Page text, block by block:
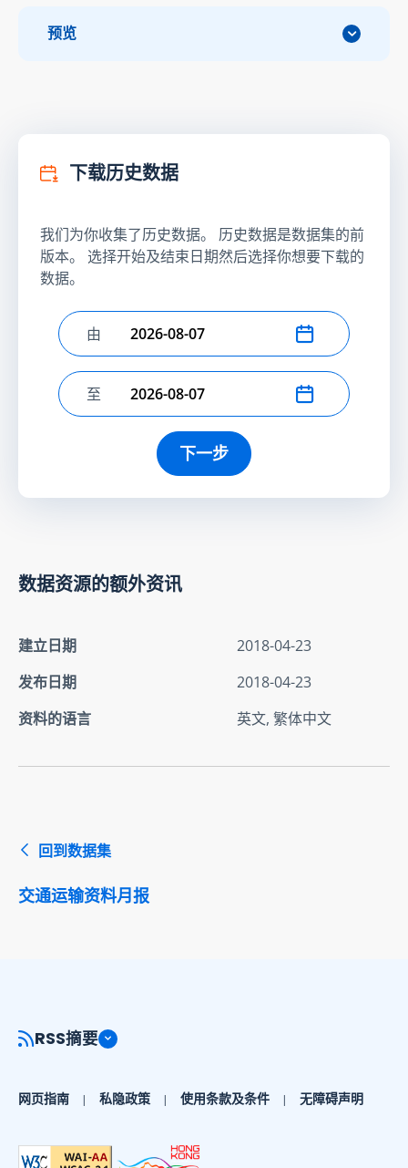
预览
下载历史数据
我们为你收集了历史数据。 历史数据是数据集的前
版本。 选择开始及结束日期然后选择你想要下载的
数据。
选择开始日期
由
选择结束日期
至
下一步
数据资源的额外资讯
建立日期
2018-04-23
发布日期
2018-04-23
资料的语言
英文, 繁体中文
回到数据集
交通运输资料月报
RSS摘要
网页指南 私隐政策 使用条款及条件 无障碍声明